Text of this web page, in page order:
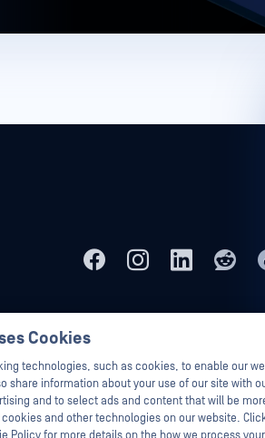
the Hunt هي علامات تجارية مملوكة OPSWAT العلامات التجارية الخاصة بالجهات الخارجية هي ملك لأصحابها المعنيين.
Cookies
technologies, such as cookies, to enable our
share information about your use of our site with
and to select ads and content that will be
and other technologies on our website.